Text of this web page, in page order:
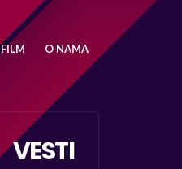
FILM O NAMA
VESTI